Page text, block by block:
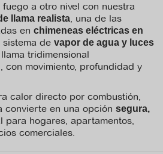
a otro nivel con nuestra
llama realista, una de las
en chimeneas eléctricas en
sistema de vapor de agua y luces
tridimensional
con movimiento, profundidad y
calor directo por combustión,
convierte en una opción segura,
para hogares, apartamentos,
comerciales.